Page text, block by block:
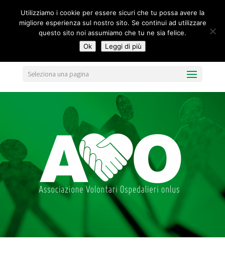
Seleziona una pagina
Utilizziamo i cookie per essere sicuri che tu possa avere la
migliore esperienza sul nostro sito. Se continui ad utilizzare
questo sito noi assumiamo che tu ne sia felice.
Ok
Leggi di più